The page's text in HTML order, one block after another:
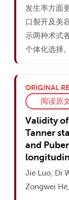
发生率方面
口裂开及美
示两种术式
个体化选择。
ORIGINAL
阅读原
Validity
Tanner
and
Jie Luo, Di
Zongwei